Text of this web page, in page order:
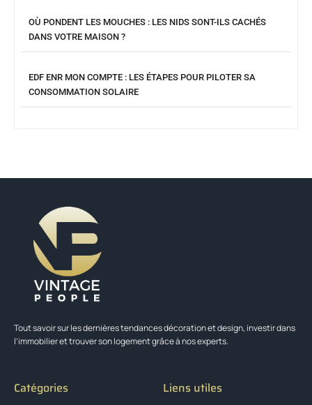
OÙ PONDENT LES MOUCHES : LES NIDS SONT-ILS CACHÉS
DANS VOTRE MAISON ?
EDF ENR MON COMPTE : LES ÉTAPES POUR PILOTER SA
CONSOMMATION SOLAIRE
Tout savoir sur les dernières tendances décoration et design, investir dans
l’immobilier et trouver son logement grâce à nos experts.
Catégories Liens utiles